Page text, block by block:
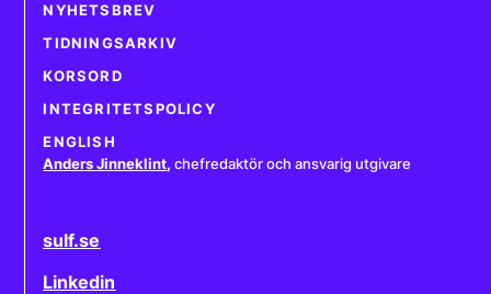
NYHETSBREV
TIDNINGSARKIV
KORSORD
INTEGRITETSPOLICY
ENGLISH
Anders Jinneklint, chefredaktör och ansvarig utgivare
sulf.se
Linkedin